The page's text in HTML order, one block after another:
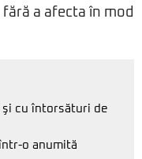
a afecta în mod
şi cu întorsături de
o anumită